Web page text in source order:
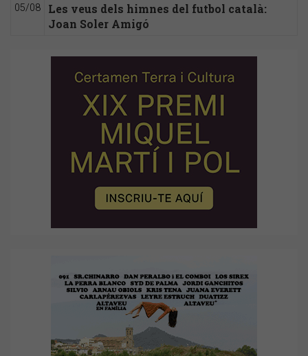
05/08
Les veus dels himnes del futbol català:
Joan Soler Amigó